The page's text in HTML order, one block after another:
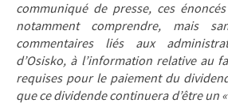
communiqué de presse, ces
notamment comprendre, mais
commentaires liés aux
d’Osisko, à l’information relative au
requises pour le paiement du
que ce dividende continuera d’être un